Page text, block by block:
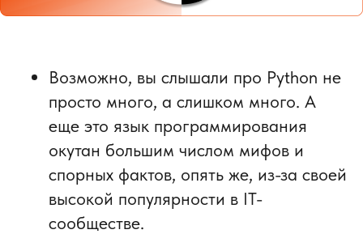
Возможно, вы слышали про Python не
просто много, а слишком много. А
еще это язык программирования
окутан большим числом мифов и
спорных фактов, опять же, из-за своей
высокой популярности в IT-
сообществе.